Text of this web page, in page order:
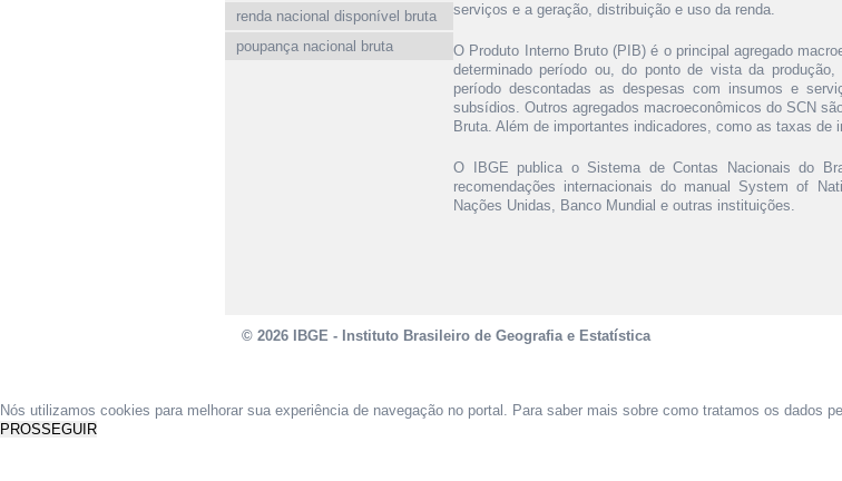
renda nacional disponível bruta
poupança nacional bruta
serviços e a geração, distribuição e uso da renda.
O Produto Interno Bruto (PIB) é o principal agregado
determinado período ou, do ponto de vista da
período descontadas as despesas com insumos e
subsídios. Outros agregados macroeconômicos do SCN
Bruta. Além de importantes indicadores, como as taxas de
O IBGE publica o Sistema de Contas Nacionais do
recomendações internacionais do manual System of
Nações Unidas, Banco Mundial e outras instituições.
© 2026 IBGE - Instituto Brasileiro de Geografia e Estatística
Nós utilizamos cookies para melhorar sua experiência de navegação no portal. Para saber mais sobre como tratamos os dados
PROSSEGUIR